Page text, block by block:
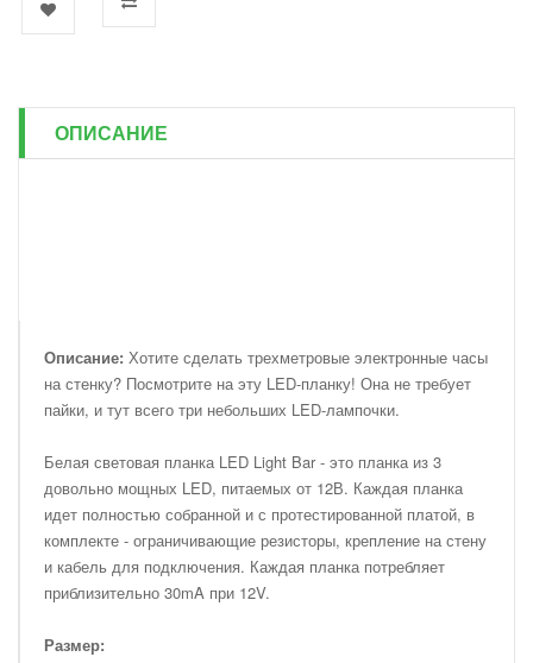
ОПИСАНИЕ
Описание: Хотите сделать трехметровые электронные часы
на стенку? Посмотрите на эту LED-планку! Она не требует
пайки, и тут всего три небольших LED-лампочки.
Белая световая планка LED Light Bar - это планка из 3
довольно мощных LED, питаемых от 12В. Каждая планка
идет полностью собранной и с протестированной платой, в
комплекте - ограничивающие резисторы, крепление на стену
и кабель для подключения. Каждая планка потребляет
приблизительно 30mA при 12V.
Размер: